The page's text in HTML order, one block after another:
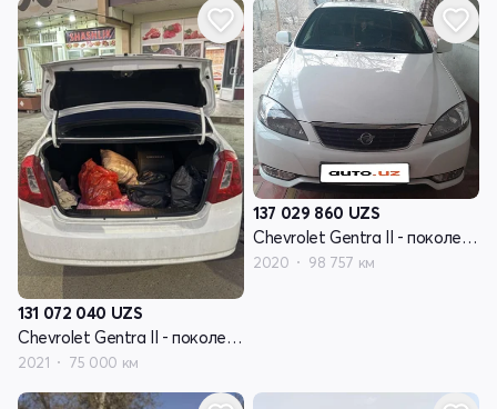
131 072 040 UZS
Chevrolet Gentra II - поколение
2021 75 000 км
137 029 860 UZS
Chevrolet Gentra II - поколение
2020 98 757 км